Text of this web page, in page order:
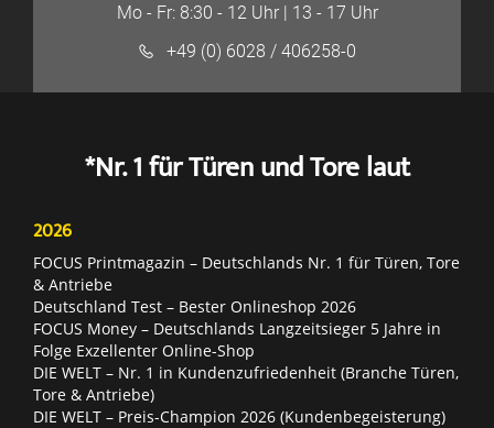
Mo - Fr: 8:30 - 12 Uhr | 13 - 17 Uhr
+49 (0) 6028 / 406258-0
*Nr. 1 für Türen und Tore laut
2026
FOCUS Printmagazin – Deutschlands Nr. 1 für Türen, Tore
& Antriebe
Deutschland Test – Bester Onlineshop 2026
FOCUS Money – Deutschlands Langzeitsieger 5 Jahre in
Folge Exzellenter Online-Shop
DIE WELT – Nr. 1 in Kundenzufriedenheit (Branche Türen,
Tore & Antriebe)
DIE WELT – Preis-Champion 2026 (Kundenbegeisterung)